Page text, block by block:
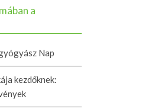
a
Nap
kezdőknek: